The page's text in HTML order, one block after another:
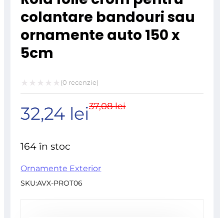
colantare bandouri sau
ornamente auto 150 x
5cm
la
(0 recenzie)
37,08leiPrețul
32,24 lei
Prețul
164 în stoc
Ornamente Exterior
SKU:AVX-PROT06